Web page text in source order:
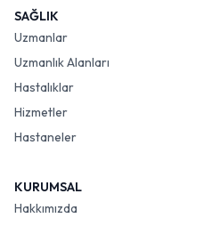
SAĞLIK
Uzmanlar
Uzmanlık Alanları
Hastalıklar
Hizmetler
Hastaneler
KURUMSAL
Hakkımızda